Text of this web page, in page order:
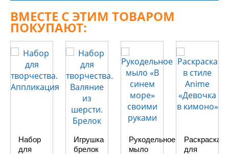
ВМЕСТЕ С ЭТИМ ТОВАРОМ
ПОКУПАЮТ:
Набор
для
Игрушка
брелок
Рукодельное
мыло
Раскраска
для